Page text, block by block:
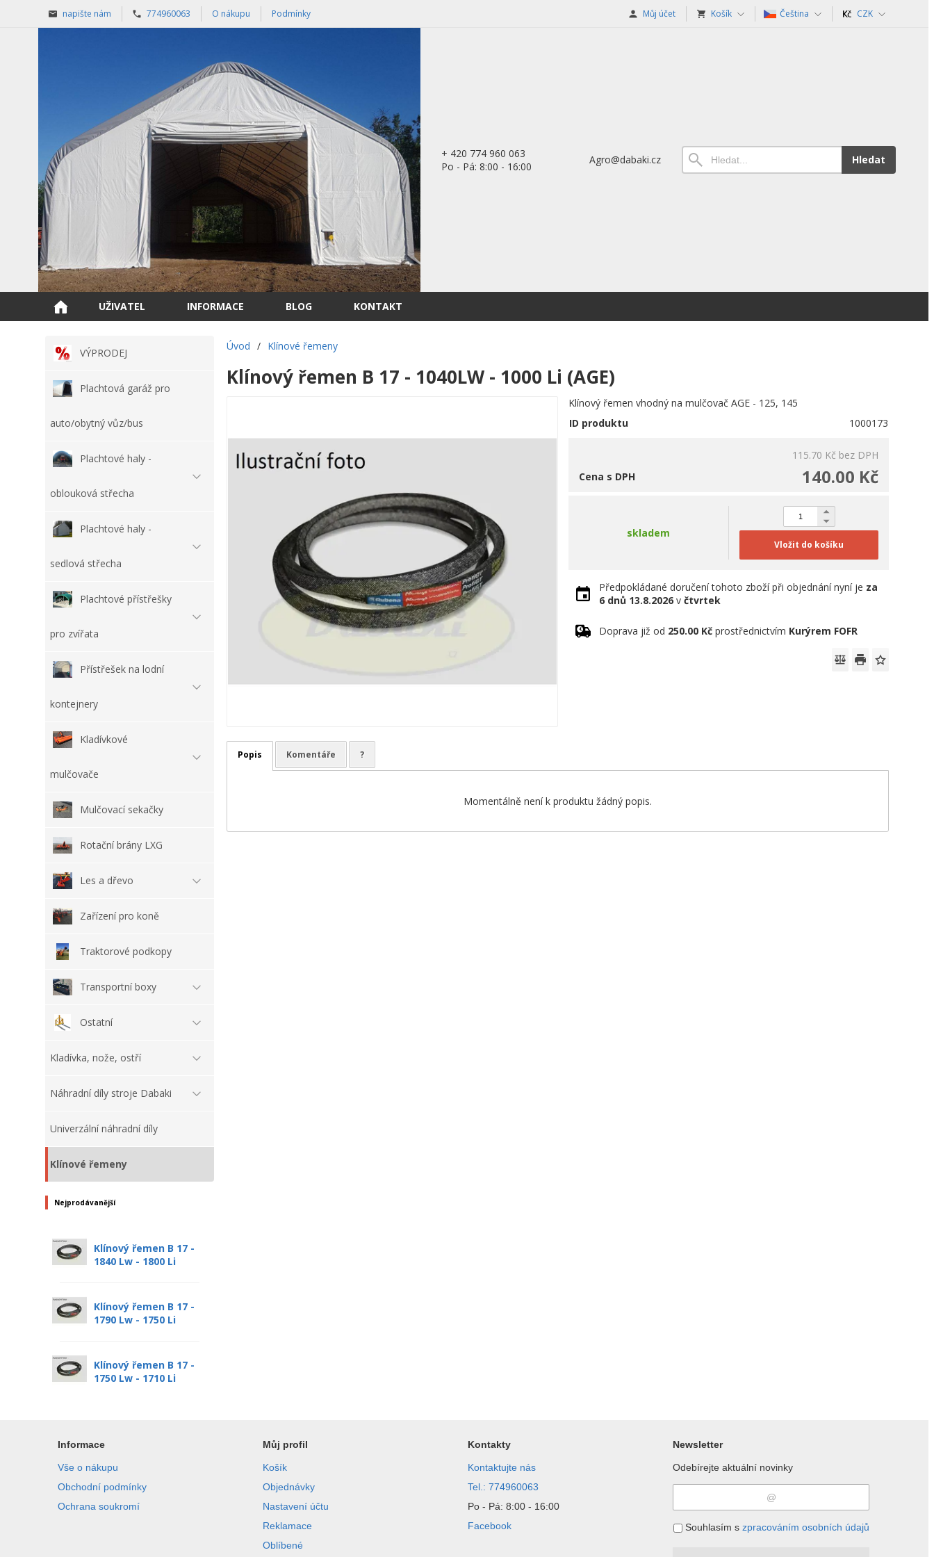
napište nám 774960063 O nákupu Podmínky Můj účet Košík Čeština CZK
+ 420 774 960 063
Po - Pá: 8:00 - 16:00
Agro@dabaki.cz Hledat
UŽIVATEL INFORMACE BLOG KONTAKT
VÝPRODEJ
Plachtová garáž pro
auto/obytný vůz/bus
Plachtové haly -
oblouková střecha
Plachtové haly -
sedlová střecha
Plachtové přístřešky
pro zvířata
Přístřešek na lodní
kontejnery
Kladívkové
mulčovače
Mulčovací sekačky
Rotační brány LXG
Les a dřevo
Zařízení pro koně
Traktorové podkopy
Transportní boxy
Ostatní
Kladívka, nože, ostří
Náhradní díly stroje Dabaki
Univerzální náhradní díly
Klínové řemeny
Nejprodávanější
Klínový řemen B 17 -
1840 Lw - 1800 Li
Klínový řemen B 17 -
1790 Lw - 1750 Li
Klínový řemen B 17 -
1750 Lw - 1710 Li
Úvod / Klínové řemeny
Klínový řemen B 17 - 1040LW - 1000 Li (AGE)
Klínový řemen vhodný na mulčovač AGE - 125, 145
ID produktu
1000173
115.70 Kč bez DPH
140.00 Kč
Cena s DPH
skladem
Vložit do košíku
Předpokládané doručení tohoto zboží při objednání nyní je za
6 dnů 13.8.2026v čtvrtek
Doprava již od 250.00 Kčprostřednictvím Kurýrem FOFR
Popis Komentáře ?
Momentálně není k produktu žádný popis.
Informace
Vše o nákupu
Obchodní podmínky
Ochrana soukromí
Můj profil
Košík
Objednávky
Nastavení účtu
Reklamace
Oblíbené
Kontakty
Kontaktujte nás
Tel.: 774960063
Po - Pá: 8:00 - 16:00
Facebook
Newsletter
Odebírejte aktuální novinky
Souhlasím s zpracováním osobních údajů